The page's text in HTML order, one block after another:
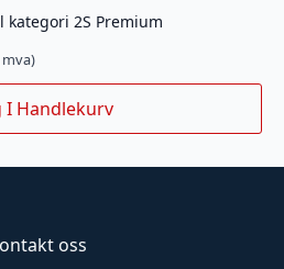
2S Premium
mva)
I Handlekurv
oss